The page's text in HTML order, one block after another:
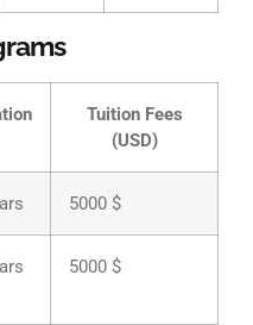
Tuition Fees
(USD)
5000 $
5000 $